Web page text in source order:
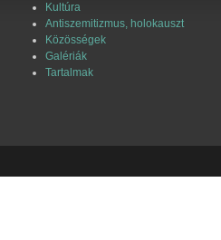
Kultúra
Antiszemitizmus, holokauszt
Közösségek
Galériák
Tartalmak